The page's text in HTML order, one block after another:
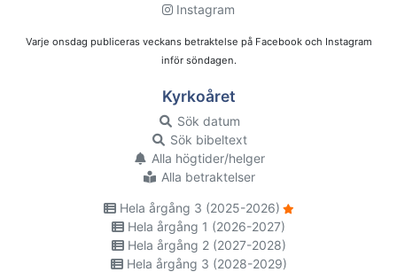
Instagram
Varje onsdag publiceras veckans betraktelse på Facebook och Instagram
inför söndagen.
Kyrkoåret
Sök datum
Sök bibeltext
Alla högtider/helger
Alla betraktelser
Hela årgång 3 (2025-2026)
Hela årgång 1 (2026-2027)
Hela årgång 2 (2027-2028)
Hela årgång 3 (2028-2029)